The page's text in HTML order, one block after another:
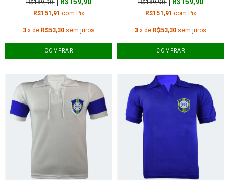
R$189,90
R$151,91 com Pix
3 x de R$53,30 sem juros
COMPRAR
R$189,90
R$151,91 com Pix
3 x de R$53,30 sem juros
COMPRAR